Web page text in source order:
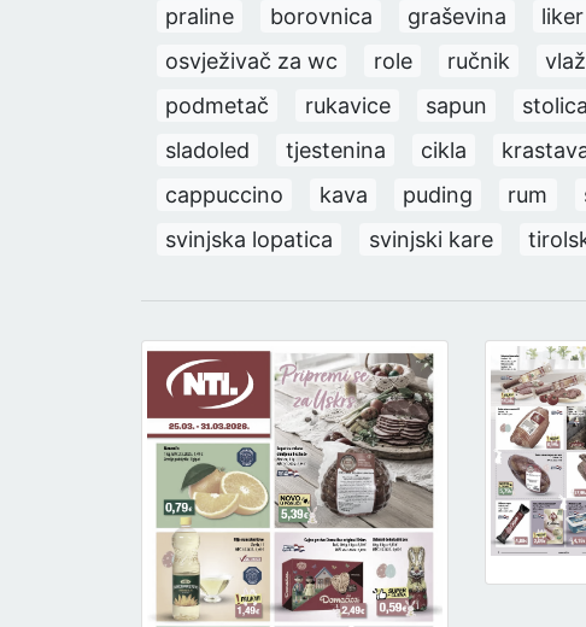
praline
borovnica graševina liker
osvježivač za wc
role ručnik
podmetač
rukavice sapun stolica
sladoled
tjestenina cikla
cappuccino
kava puding rum
svinjska lopatica
svinjski kare